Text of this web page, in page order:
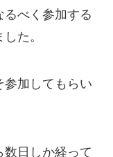
るべく参加する
た。
参加してもらい
日しか経って